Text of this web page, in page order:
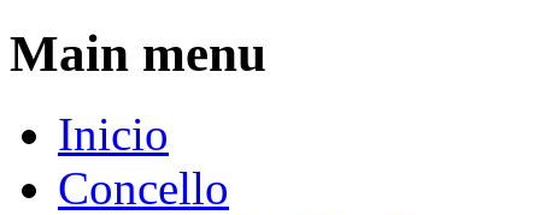
Ir o contido principal
Main menu
Inicio
Concello